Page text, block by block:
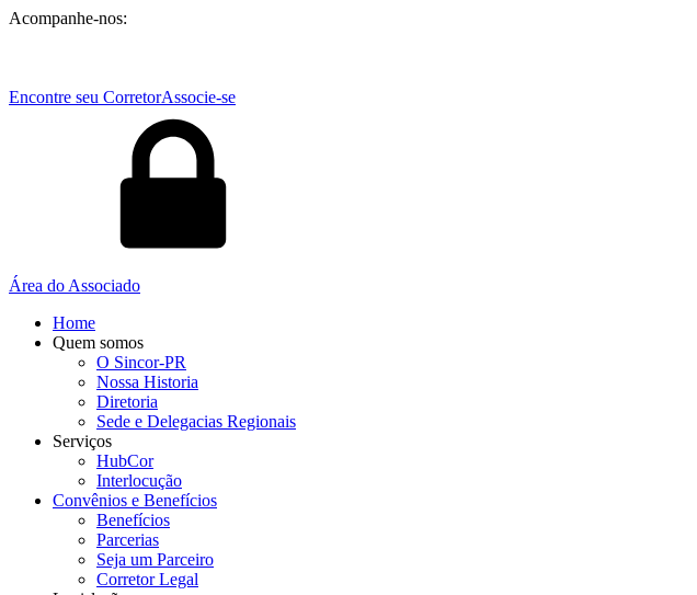
Acompanhe-nos:
Encontre seu CorretorAssocie-se
Área do Associado
Home
Quem somos
O Sincor-PR
Nossa Historia
Diretoria
Sede e Delegacias Regionais
Serviços
HubCor
Interlocução
Convênios e Benefícios
Benefícios
Parcerias
Seja um Parceiro
Corretor Legal